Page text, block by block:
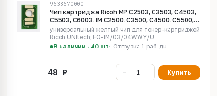
9638670000
Чип картриджа Ricoh MP C2503, C3503, C4503,
C5503, C6003, IM C2500, C3500, C4500, C5500,
C6000 Universal желтый UNItech(Apex)
универсальный желтый чип для тонер-картриджей
Ricoh UNItech; FO-IM/03/04WWY/U
В наличии · 40 шт
Отгрузка 1 раб. дн.
Купить